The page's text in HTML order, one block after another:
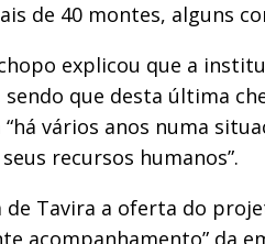
de 40 montes, alguns
explicou que a
que desta última
“há vários anos numa
recursos humanos”.
de Tavira a oferta do
acompanhamento” da